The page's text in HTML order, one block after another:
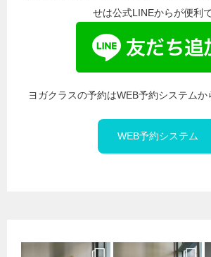
せは公式LINEからが便利
ヨガクラスの予約はWEB予約システムか
WEB予約システム